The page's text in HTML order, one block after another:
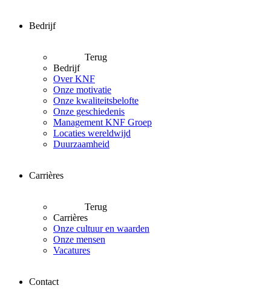
Bedrijf
Terug
Bedrijf
Over KNF
Onze motivatie
Onze kwaliteitsbelofte
Onze geschiedenis
Management KNF Groep
Locaties wereldwijd
Duurzaamheid
Carrières
Terug
Carrières
Onze cultuur en waarden
Onze mensen
Vacatures
Contact